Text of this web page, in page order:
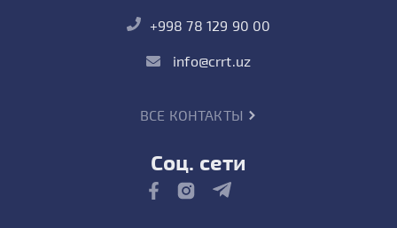
+998 78 129 90 00
info@crrt.uz
ВСЕ КОНТАКТЫ
Соц. сети